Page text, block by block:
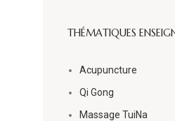
THÉMATIQUES
Acupuncture
Qi Gong
Massage TuiNa